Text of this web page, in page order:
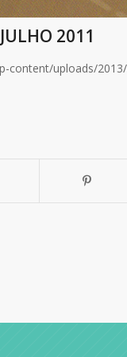
2011
uploads/